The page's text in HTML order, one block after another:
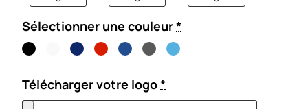
Sélectionner une couleur*
Télécharger votre logo*